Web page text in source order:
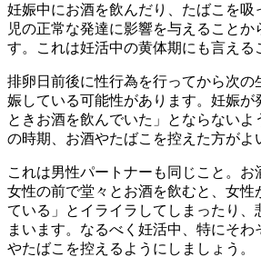
妊娠中にお酒を飲んだり、たばこを吸
児の正常な発達に影響を与えることか
す。これは妊活中の黄体期にも言える
排卵日前後に性行為を行ってから次の
娠している可能性があります。妊娠が
ときお酒を飲んでいた」とならないよ
の時期、お酒やたばこを控えた方がよ
これは男性パートナーも同じこと。お
女性の前で堂々とお酒を飲むと、女性
ている」とイライラしてしまったり、
まいます。なるべく妊活中、特にそ
やたばこを控えるようにしましょう。